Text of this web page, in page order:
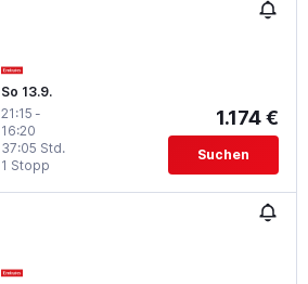
So 13.9.
21:15 -
16:20
1 Stopp
37:05 Std.
1.174 €
Suchen